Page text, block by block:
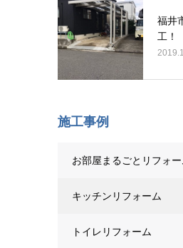
福井
工！
施工事例
お部屋まるごとリフォー
キッチンリフォーム
トイレリフォーム